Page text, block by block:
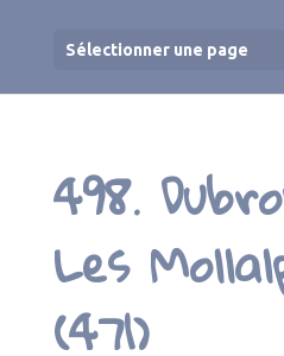
Sélectionner une page
498.
Les
(471)